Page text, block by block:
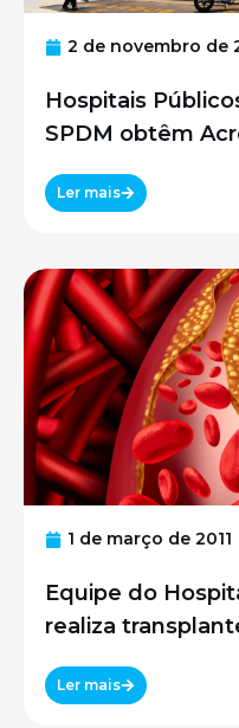
2 de novembro de
Hospitais
SPDM obtêm
Ler mais
1 de março de 2011
Equipe do
realiza
Ler mais